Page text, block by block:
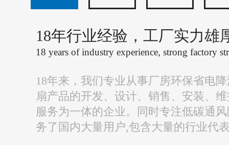
18年行业经验，工厂实力雄
18 years of industry experience, strong factory
18年来，我们专业从事厂房环保省电
扇产品的开发、设计、销售、安装、
服务为一体的企业。同时专注低碳通
务了国内大量用户,包含大量的行业代